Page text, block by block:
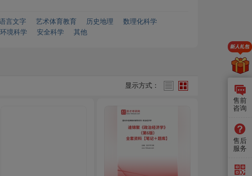
言文字 艺术体育教育 历史地理
数理化科学
环境科学 安全科学 其他
显示方式：
售前
咨询
售后
服务